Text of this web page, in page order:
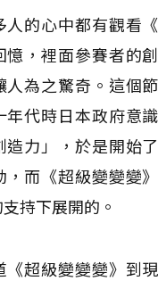
人的心中都有觀看
憶，裡面參賽者的
人為之驚奇。這個
年代時日本政府意
造力」，於是開始
，而《超級變變變
持下展開的。
《超級變變變》到